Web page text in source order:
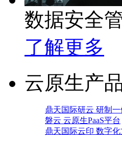
数据安全
了解更多
云原生产
鼎天国际研云 研制
磐云 云原生PaaS平台
鼎天国际云印 数字